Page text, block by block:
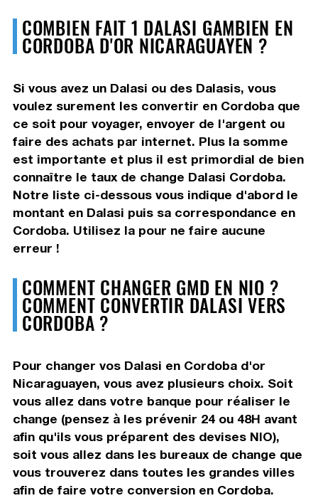
COMBIEN FAIT 1 DALASI GAMBIEN EN
CORDOBA D'OR NICARAGUAYEN ?
Si vous avez un Dalasi ou des Dalasis, vous
voulez surement les convertir en Cordoba que
ce soit pour voyager, envoyer de l'argent ou
faire des achats par internet. Plus la somme
est importante et plus il est primordial de bien
connaître le taux de change Dalasi Cordoba.
Notre liste ci-dessous vous indique d'abord le
montant en Dalasi puis sa correspondance en
Cordoba. Utilisez la pour ne faire aucune
erreur !
COMMENT CHANGER GMD EN NIO ?
COMMENT CONVERTIR DALASI VERS
CORDOBA ?
Pour changer vos Dalasi en Cordoba d'or
Nicaraguayen, vous avez plusieurs choix. Soit
vous allez dans votre banque pour réaliser le
change (pensez à les prévenir 24 ou 48H avant
afin qu'ils vous préparent des devises NIO),
soit vous allez dans les bureaux de change que
vous trouverez dans toutes les grandes villes
afin de faire votre conversion en Cordoba.